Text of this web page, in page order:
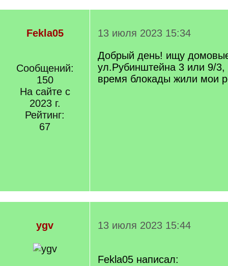
Fekla05
Сообщений:
150
На сайте с
2023 г.
Рейтинг:
67
13 июля 2023 15:34
Добрый день! ищу
ул.Рубинштейна 3 или 9/
время блокады жили мои
ygv 13 июля 2023 15:44
Fekla05 написал: